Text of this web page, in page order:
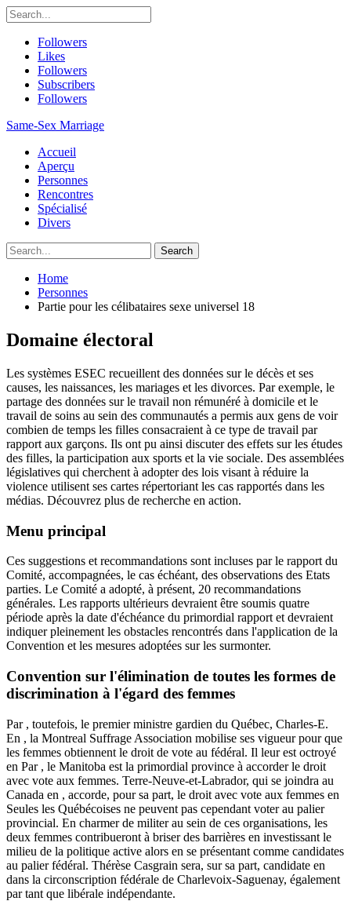
Followers
Likes
Followers
Subscribers
Followers
Same-Sex Marriage
Accueil
Aperçu
Personnes
Rencontres
Spécialisé
Divers
Home
Personnes
Partie pour les célibataires sexe universel 18
Domaine électoral
Les systèmes ESEC recueillent des données sur le décès et ses
causes, les naissances, les mariages et les divorces. Par exemple, le
partage des données sur le travail non rémunéré à domicile et le
travail de soins au sein des communautés a permis aux gens de voir
combien de temps les filles consacraient à ce type de travail par
rapport aux garçons. Ils ont pu ainsi discuter des effets sur les études
des filles, la participation aux sports et la vie sociale. Des assemblées
législatives qui cherchent à adopter des lois visant à réduire la
violence utilisent ses cartes répertoriant les cas rapportés dans les
médias. Découvrez plus de recherche en action.
Menu principal
Ces suggestions et recommandations sont incluses par le rapport du
Comité, accompagnées, le cas échéant, des observations des Etats
parties. Le Comité a adopté, à présent, 20 recommandations
générales. Les rapports ultérieurs devraient être soumis quatre
période après la date d'échéance du primordial rapport et devraient
indiquer pleinement les obstacles rencontrés dans l'application de la
Convention et les mesures adoptées sur les surmonter.
Convention sur l'élimination de toutes les formes de
discrimination à l'égard des femmes
Par , toutefois, le premier ministre gardien du Québec, Charles-E.
En , la Montreal Suffrage Association mobilise ses vigueur pour que
les femmes obtiennent le droit de vote au fédéral. Il leur est octroyé
en Par , le Manitoba est la primordial province à accorder le droit
avec vote aux femmes. Terre-Neuve-et-Labrador, qui se joindra au
Canada en , accorde, pour sa part, le droit avec vote aux femmes en
Seules les Québécoises ne peuvent pas cependant voter au palier
provincial. En charmer de militer au sein de ces organisations, les
deux femmes contribueront à briser des barrières en investissant le
milieu de la politique active alors en se présentant comme candidates
au palier fédéral. Thérèse Casgrain sera, sur sa part, candidate en
dans la circonscription fédérale de Charlevoix-Saguenay, également
par tant que libérale indépendante.